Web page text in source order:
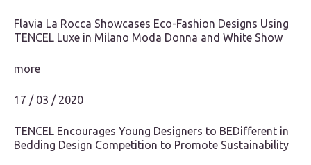
Flavia La Rocca Showcases Eco-Fashion Designs Using
TENCEL Luxe in Milano Moda Donna and White Show
more
17 / 03 / 2020
TENCEL Encourages Young Designers to BEDifferent in
Bedding Design Competition to Promote Sustainability